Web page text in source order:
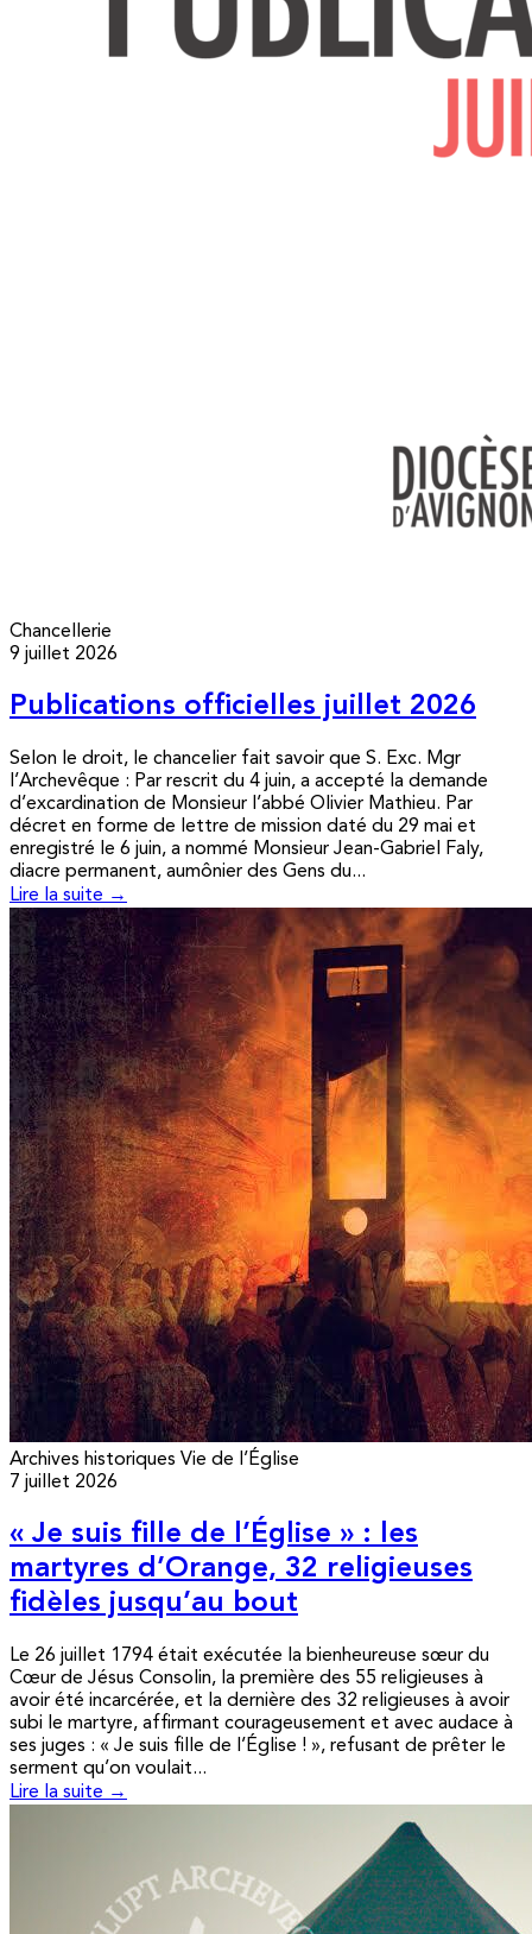
Chancellerie
9 juillet 2026
Publications officielles juillet 2026
Selon le droit, le chancelier fait savoir que S. Exc. Mgr
l’Archevêque : Par rescrit du 4 juin, a accepté la demande
d’excardination de Monsieur l’abbé Olivier Mathieu. Par
décret en forme de lettre de mission daté du 29 mai et
enregistré le 6 juin, a nommé Monsieur Jean-Gabriel Faly,
diacre permanent, aumônier des Gens du...
Lire la suite →
Archives historiques Vie de l’Église
7 juillet 2026
« Je suis fille de l’Église » : les
martyres d’Orange, 32 religieuses
fidèles jusqu’au bout
Le 26 juillet 1794 était exécutée la bienheureuse sœur du
Cœur de Jésus Consolin, la première des 55 religieuses à
avoir été incarcérée, et la dernière des 32 religieuses à avoir
subi le martyre, affirmant courageusement et avec audace à
ses juges : « Je suis fille de l’Église ! », refusant de prêter le
serment qu’on voulait...
Lire la suite →